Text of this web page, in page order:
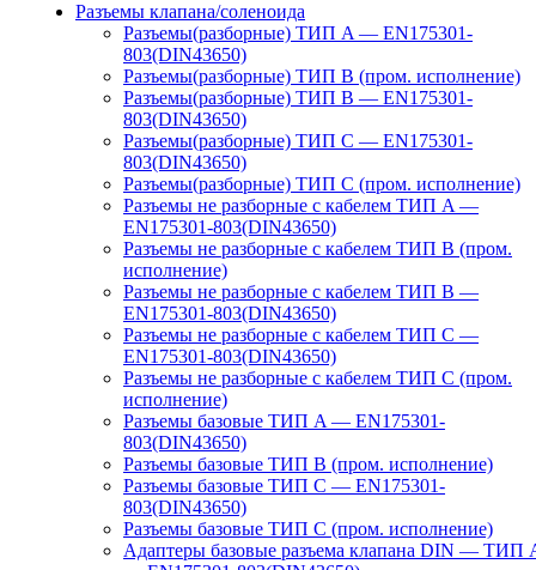
Разъемы клапана/соленоида
Разъемы(разборные) ТИП A — EN175301-
803(DIN43650)
Разъемы(разборные) ТИП В (пром. исполнение)
Разъемы(разборные) ТИП B — EN175301-
803(DIN43650)
Разъемы(разборные) ТИП C — EN175301-
803(DIN43650)
Разъемы(разборные) ТИП С (пром. исполнение)
Разъемы не разборные с кабелем ТИП A —
EN175301-803(DIN43650)
Разъемы не разборные с кабелем ТИП B (пром.
исполнение)
Разъемы не разборные с кабелем ТИП B —
EN175301-803(DIN43650)
Разъемы не разборные с кабелем ТИП C —
EN175301-803(DIN43650)
Разъемы не разборные с кабелем ТИП C (пром.
исполнение)
Разъемы базовые ТИП A — EN175301-
803(DIN43650)
Разъемы базовые ТИП В (пром. исполнение)
Разъемы базовые ТИП C — EN175301-
803(DIN43650)
Разъемы базовые ТИП C (пром. исполнение)
Адаптеры базовые разъема клапана DIN — ТИП